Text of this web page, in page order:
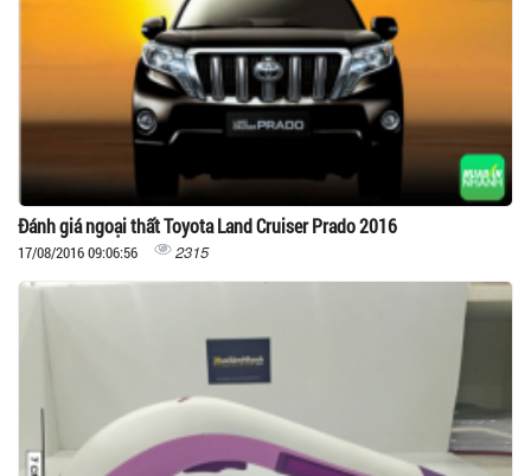
Đánh giá ngoại thất Toyota Land Cruiser Prado 2016
17/08/2016 09:06:56 2315